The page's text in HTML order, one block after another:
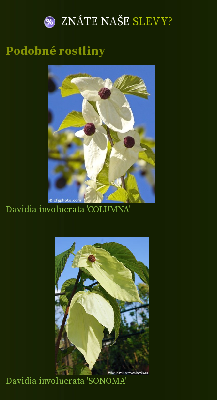
ZNÁTE NAŠE SLEVY?
Podobné rostliny
Davidia involucrata 'COLUMNA'
Davidia involucrata 'SONOMA'